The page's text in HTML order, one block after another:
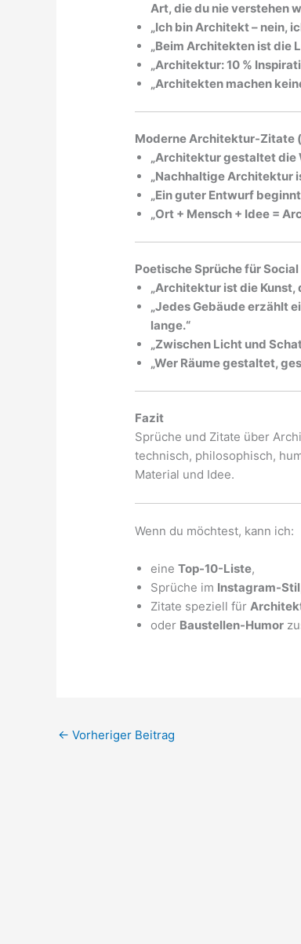
Art, die du nie verstehen
„Ich bin Architekt – nein,
„Beim Architekten ist die
„Architektur: 10 %
„Architekten machen
Moderne Architektur-Zitate
„Architektur gestaltet die
„Nachhaltige Architektur
„Ein guter Entwurf
„Ort + Mensch + Idee =
Poetische Sprüche für
„Architektur ist die Kunst,
„Jedes Gebäude erzählt
lange.“
„Zwischen Licht und
„Wer Räume gestaltet,
Fazit
Sprüche und Zitate über
technisch, philosophisch,
Material und Idee.
Wenn du möchtest, kann ich:
eineTop-10-Liste,
Sprüche im Instagram-Stil
Zitate speziell für
oder Baustellen-Humor
← Vorheriger Beitrag